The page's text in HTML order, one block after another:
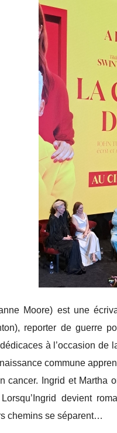
Moore) est une
reporter de guerre
à l’occasion de
commune
cancer. Ingrid et Martha
devient
chemins se séparent…